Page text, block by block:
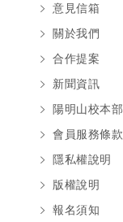
意見信箱
關於我們
合作提案
新聞資訊
陽明山校本部
會員服務條款
隱私權說明
版權說明
報名須知